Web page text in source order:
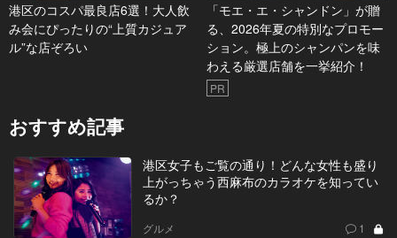
港区のコスパ最良店6選！大人飲
み会にぴったりの“上質カジュア
ル”な店ぞろい
「モエ・エ・シャンドン」が贈
る、2026年夏の特別なプロモー
ション。極上のシャンパンを味
わえる厳選店舗を一挙紹介！
PR
おすすめ記事
港区女子もご覧の通り！どんな女性も盛り
上がっちゃう西麻布のカラオケを知ってい
るか？
グルメ 1